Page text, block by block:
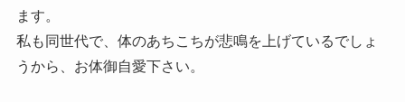
ます。
私も同世代で、体のあちこちが悲鳴を上げているでしょ
うから、お体御自愛下さい。